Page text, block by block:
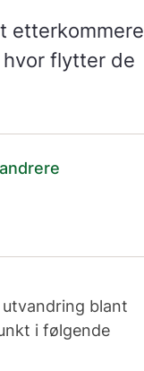
etterkommere
flytter de
blant
i følgende